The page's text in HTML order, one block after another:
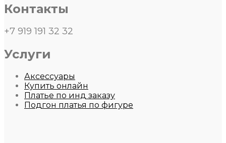
Контакты
+7 919 191 32 32
Услуги
Аксессуары
Купить онлайн
Платье по инд заказу
Подгон платья по фигуре